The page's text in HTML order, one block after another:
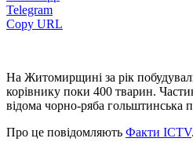
Telegram
Copy URL
На Житомирщині за рік
корівнику поки 400 тварин.
відома чорно-ряба гольштинська
Про це повідомляють Факти ICTV.